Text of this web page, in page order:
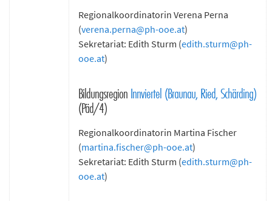
Regionalkoordinatorin Verena Perna
(verena.perna@ph-ooe.at)
Sekretariat: Edith Sturm (edith.sturm@ph-
ooe.at)
BildungsregionInnviertel (Braunau, Ried, Schärding)
(Päd/4)
Regionalkoordinatorin Martina Fischer
(martina.fischer@ph-ooe.at)
Sekretariat: Edith Sturm (edith.sturm@ph-
ooe.at)